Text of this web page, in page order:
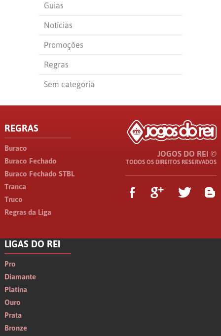
Guias
Notícias
Promoções
Regras
Sem categoria
REGRAS
Buraco
Buraco Fechado
Buraco Fechado STBL
Tranca
Truco
Regras da Liga
LIGAS DO REI
Pro
Diamante
Platina
Ouro
Prata
Bronze
JOGOS DO REI ©
TODOS OS DIREITOS RESERVADOS